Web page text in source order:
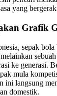
yang bergerak
Grafik
sepak
ke generasi.
mula
ini langsung
domestik.